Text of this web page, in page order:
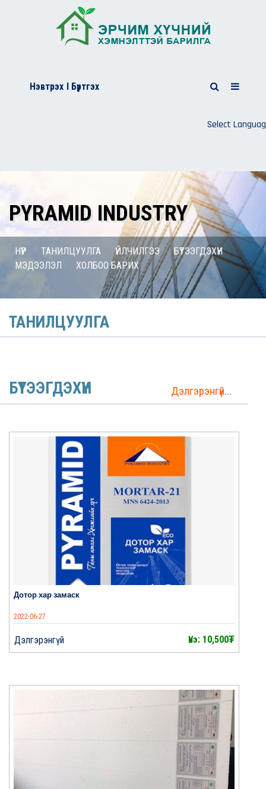
Нэвтрэх I Бүртгэх
Select
PYRAMID INDUSTRY
НҮҮР ТАНИЛЦУУЛГА ҮЙЛЧИЛГЭЭ
БҮТЭЭГДЭХҮҮН
МЭДЭЭЛЭЛ
ХОЛБОО БАРИХ
ТАНИЛЦУУЛГА
БҮТЭЭГДЭХҮҮН Дэлгэрэнгүй...
Дотор хар замаск
2022-06-27
Дэлгэрэнгүй Үнэ: 10,500₮